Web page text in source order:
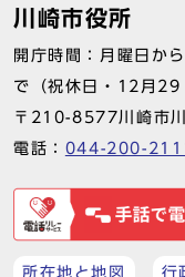
川崎市役所
開庁時間：月曜日か
で（祝休日・12月29
〒210-8577川崎市
電話： 044-200-
所在地と地図 行